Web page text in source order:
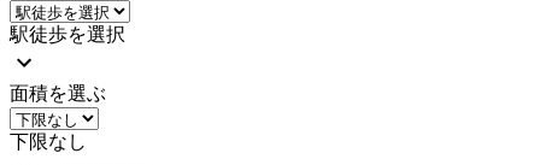
駅徒歩を選択
面積を選ぶ
下限なし